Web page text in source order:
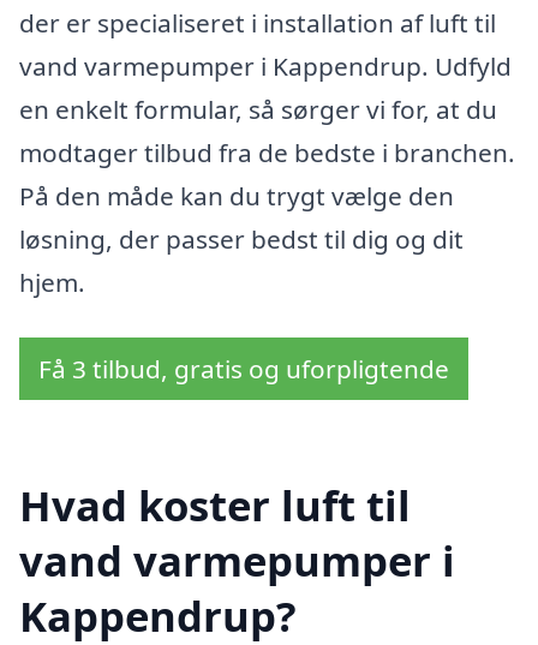
der er specialiseret i installation af luft til
vand varmepumper i Kappendrup. Udfyld
en enkelt formular, så sørger vi for, at du
modtager tilbud fra de bedste i branchen.
På den måde kan du trygt vælge den
løsning, der passer bedst til dig og dit
hjem.
Få 3 tilbud, gratis og uforpligtende
Hvad koster luft til
vand varmepumper i
Kappendrup?